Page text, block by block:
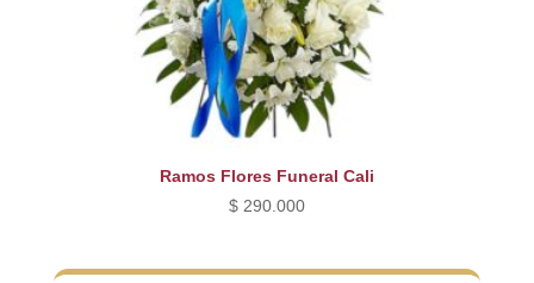
Ramos Flores Funeral Cali
$290.000